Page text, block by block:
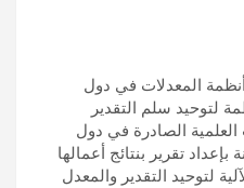
المعدلات في دول
لتوحيد سلم التقدير
الصادرة في دول
بإعداد تقرير بنتائج أعمالها
لتوحيد التقدير والمعدل